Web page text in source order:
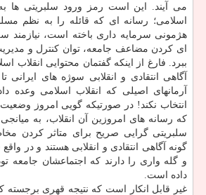
می آیند. این است رمز ورود سلبریتی ها
اسلامی؛ رسانه ای كه قائله را به نظم
هژمونی سرمایه داری باخته است، نیازمند
ای كردن مضاعف جامعه، توان كنترل و
ببرد. فارغ از اینكه گفتمان محتوایی انقلاب
آگاهی انتقادی و انقلابی سوژه های ایرانی
آرمانهای اصیلی كه انقلاب اسلامی وعده
انتخاب نكند! در صورتیكه گویی امروز
كه رسانه های امروزین آن انقلاب، به
سلبریتی گرایی صریح برای متاثر كردن
گونه آگاهی انتقادی و انقلابی هستند و در
و گله واری را دارند كه اجتماعشان جامعه
داده است.
غیر قابل انكار است كه نتیجه قهری برجسته